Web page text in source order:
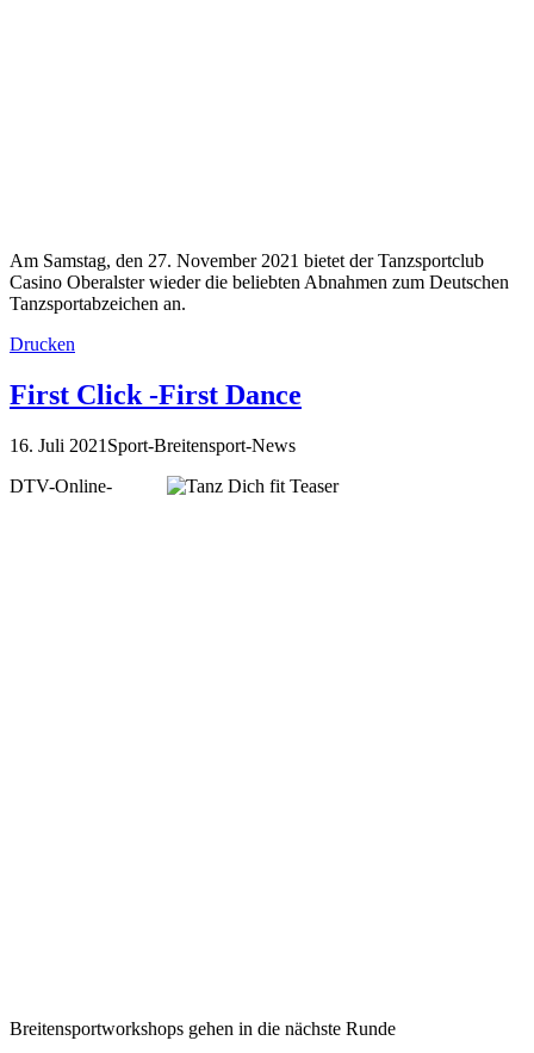
Am Samstag, den 27. November 2021 bietet der Tanzsportclub
Casino Oberalster wieder die beliebten Abnahmen zum Deutschen
Tanzsportabzeichen an.
Drucken
First Click -First Dance
16. Juli 2021 Sport-Breitensport-News
DTV-Online-
Breitensportworkshops gehen in die nächste Runde